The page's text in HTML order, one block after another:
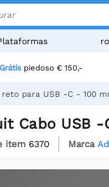
piedoso € 150,-
para USB -C - 100
Cabo USB
item 6370 Marca